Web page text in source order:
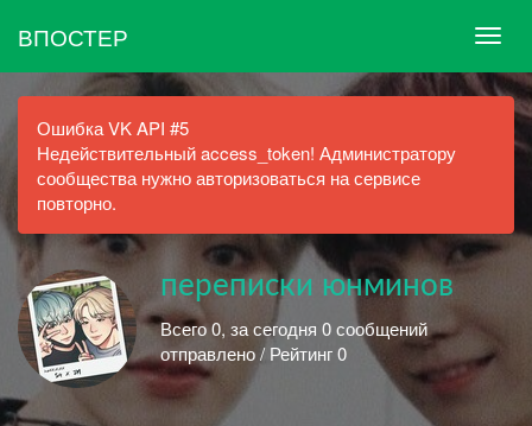
ВПОСТЕР
Ошибка VK API #5
Недействительный access_token! Администратору
сообщества нужно авторизоваться на сервисе
повторно.
переписки юнминов
Всего 0, за сегодня 0 сообщений
отправлено / Рейтинг 0